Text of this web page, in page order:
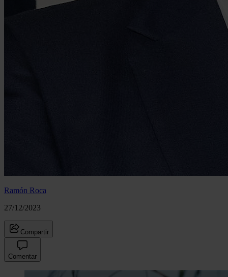
Ramón Roca
27/12/2023
Compartir
Comentar